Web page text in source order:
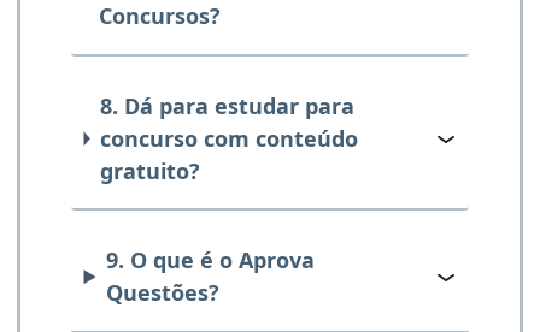
Concursos?
8. Dá para estudar para
concurso com conteúdo
gratuito?
9. O que é o Aprova
Questões?